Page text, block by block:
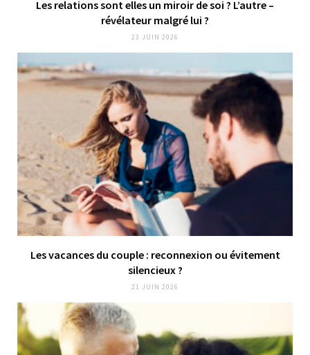
Les relations sont elles un miroir de soi ? L’autre –
révélateur malgré lui ?
23 JUIN 2026
Les vacances du couple : reconnexion ou évitement
silencieux ?
21 JUIN 2026